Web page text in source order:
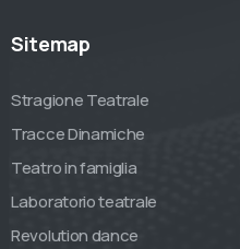
Sitemap
Stragione Teatrale
Tracce Dinamiche
Teatro in famiglia
Laboratorio teatrale
Revolution dance